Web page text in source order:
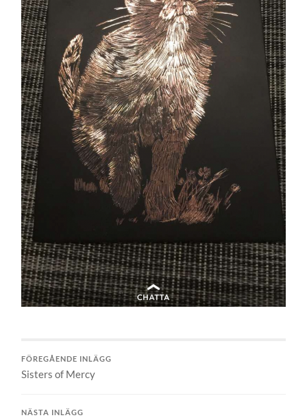
FÖREGÅENDE INLÄGG
Sisters of Mercy
NÄSTA INLÄGG